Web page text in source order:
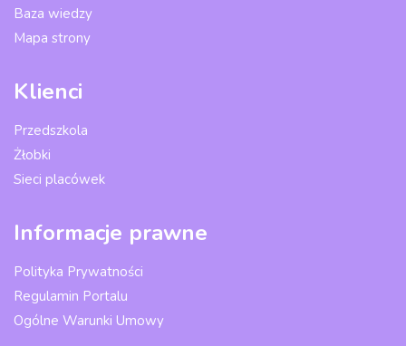
Baza wiedzy
Mapa strony
Klienci
Przedszkola
Żłobki
Sieci placówek
Informacje prawne
Polityka Prywatności
Regulamin Portalu
Ogólne Warunki Umowy